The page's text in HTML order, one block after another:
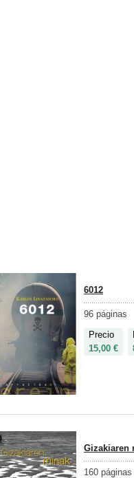
6012
96 páginas
Precio
15,00 €
Gizakiaren
160 páginas